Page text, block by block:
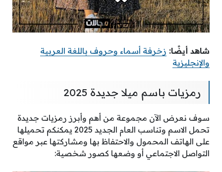
شاهد أيضًا: زخرفة أسماء وحروف باللغة العربية
والإنجليزية
رمزيات باسم ميلا جديدة 2025
سوف نعرض الآن مجموعة من أهم وأبرز رمزيات جديدة
تحمل الاسم وتناسب العام الجديد 2025 يمكنكم تحميلها
على الهاتف المحمول والاحتفاظ بها ومشاركتها عبر مواقع
التواصل الاجتماعي أو وضعها كصور شخصية: